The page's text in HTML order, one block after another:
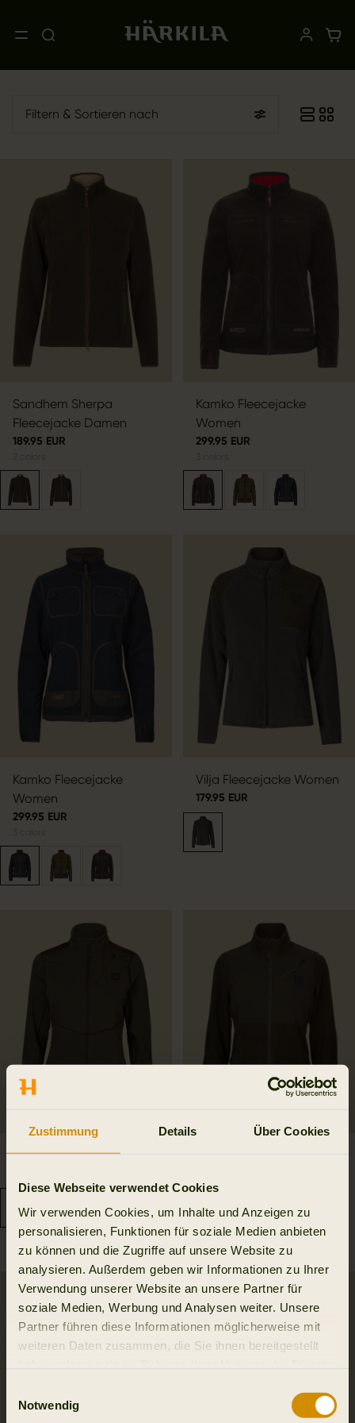
Zustimmung Details Über Cookies
Diese Webseite verwendet Cookies
Wir verwenden Cookies, um Inhalte und Anzeigen zu
personalisieren, Funktionen für soziale Medien anbieten
zu können und die Zugriffe auf unsere Website zu
analysieren. Außerdem geben wir Informationen zu Ihrer
Verwendung unserer Website an unsere Partner für
soziale Medien, Werbung und Analysen weiter. Unsere
Partner führen diese Informationen möglicherweise mit
weiteren Daten zusammen, die Sie ihnen bereitgestellt
Notwendig
Filtern & Sortieren nach
Sandhem Sherpa
Fleecejacke Damen
189.95 EUR
Kamko Fleecejacke
Women
299.95 EUR
Kamko Fleecejacke
Women
299.95 EUR
Vilja Fleecejacke Women
179.95 EUR
Oda Fleecejacke Women
99.95 EUR